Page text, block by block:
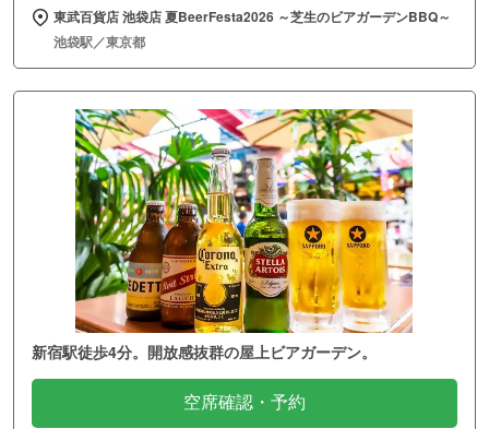
東武百貨店 池袋店 夏BeerFesta2026 ～芝生のビアガーデンBBQ～
池袋駅／東京都
新宿駅徒歩4分。開放感抜群の屋上ビアガーデン。
空席確認・予約